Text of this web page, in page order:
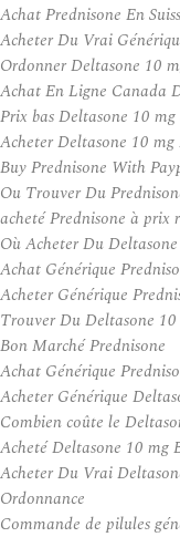
Achat Prednisone En
Acheter Du Vrai
Ordonner Deltasone 10
Achat En Ligne Canada
Prix bas Deltasone 10
Acheter Deltasone 10
Buy Prednisone With
Ou Trouver Du
acheté Prednisone à prix
Où Acheter Du
Achat Générique
Acheter Générique
Trouver Du Deltasone 10
Bon Marché Prednisone
Achat Générique
Acheter Générique
Combien coûte le
Acheté Deltasone 10 mg
Acheter Du Vrai
Ordonnance
Commande de pilules